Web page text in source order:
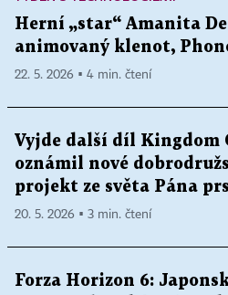
Herní „star“ Amanita
animovaný klenot,
22. 5. 2026 ▪ 4 min. čtení
Vyjde další díl Kingdom
oznámil nové
projekt ze světa Pána
20. 5. 2026 ▪ 3 min. čtení
Forza Horizon 6: